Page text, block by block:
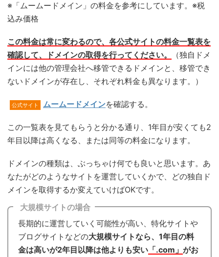
※「ムームードメイン」の料金を参考にしています。※税
込み価格
この料金は常に変わるので、各公式サイトの料金一覧表を
確認して、ドメインの取得を行ってください。
（独自ドメ
インには他の管理会社へ移管できるドメインと、移管でき
ないドメインが存在し、それぞれ料金も異なります。）
公式サイト ムームードメインを確認する。
この一覧表を見てもらうと分かる通り、1年目が安くても2
年目以降は高くなる、または同等の料金になります。
ドメインの種類は、ぶっちゃけ何でも良いと思います。あ
なたがどのようなサイトを運営していくかで、どの独自ド
メインを取得するか変えていけばOKです。
大規模サイトの場合
長期的に運営していく可能性が高い、特化サイトや
ブログサイトなどの大規模サイトなら、1年目の料
金は高いが2年目以降は他よりも安い 「.com」 がお